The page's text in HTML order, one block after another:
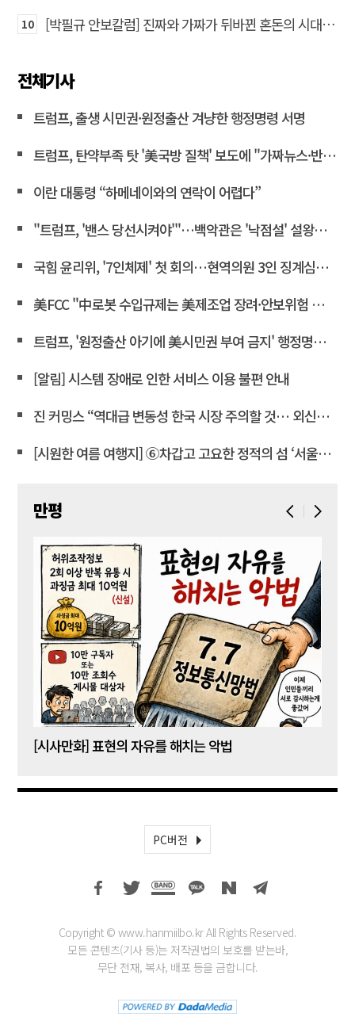
10 [박필규 안보칼럼] 진짜와 가짜가 뒤바뀐 혼돈의 시대, 안보 파탄은 막아야
전체기사
트럼프, 출생 시민권·원정출산 겨냥한 행정명령 서명
트럼프, 탄약부족 탓 '美국방 질책' 보도에 "가짜뉴스·반역"
이란 대통령 “하메네이와의 연락이 어렵다”
"트럼프, '밴스 당선시켜야'"…백악관은 '낙점설' 설왕설래
국힘 윤리위, '7인체제' 첫 회의…현역의원 3인 징계심의 계속
美FCC "中로봇 수입규제는 美제조업 장려·안보위험 대응 목적"
트럼프, '원정출산 아기에 美시민권 부여 금지' 행정명령 서명
[알림] 시스템 장애로 인한 서비스 이용 불편 안내
진 커밍스 “역대급 변동성 한국 시장 주의할 것… 외신도 이재명 비판”
[시원한 여름 여행지] ⑥차갑고 고요한 정적의 섬 ‘서울시립미술관’
만평
[시사만화] 표현의 자유를 해치는 악법
PC버전
Copyright © www.hanmiilbo.kr All Rights Reserved.
모든 콘텐츠(기사 등)는 저작권법의 보호를 받는바,
무단 전재, 복사, 배포 등을 금합니다.